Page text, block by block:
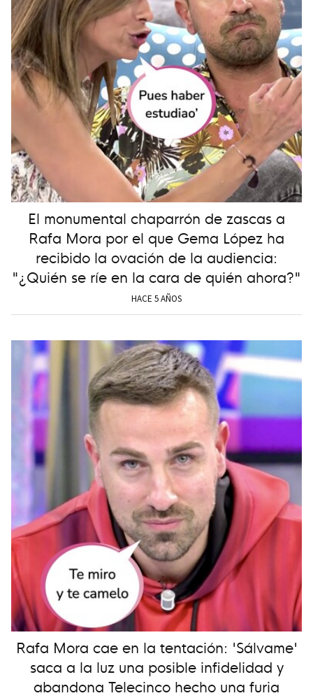
El monumental chaparrón de zascas a
Rafa Mora por el que Gema López ha
recibido la ovación de la audiencia:
"¿Quién se ríe en la cara de quién ahora?"
HACE 5 AÑOS
Rafa Mora cae en la tentación: 'Sálvame'
saca a la luz una posible infidelidad y
abandona Telecinco hecho una furia